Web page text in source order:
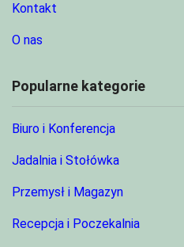
Kontakt
O nas
Popularne kategorie
Biuro i Konferencja
Jadalnia i Stołówka
Przemysł i Magazyn
Recepcja i Poczekalnia